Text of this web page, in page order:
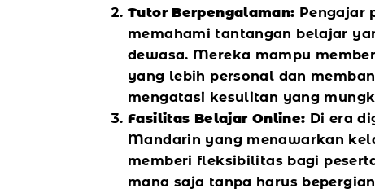
Tutor Berpengalaman: Pengajar
memahami tantangan belajar
dewasa. Mereka mampu
yang lebih personal dan
mengatasi kesulitan yang
Fasilitas Belajar Online: Di era
Mandarin yang menawarkan
memberi fleksibilitas bagi
mana saja tanpa harus